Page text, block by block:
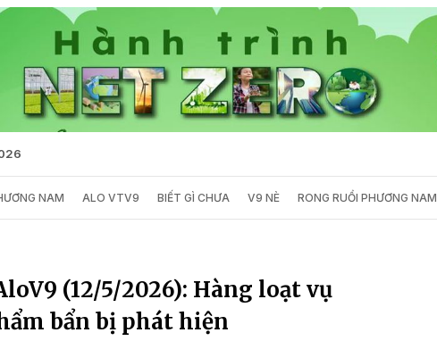
NAM ALO VTV9 BIẾT GÌ CHƯA V9 NÈ RONG RUỔI PHƯƠNG NAM
(12/5/2026): Hàng loạt vụ
bẩn bị phát hiện